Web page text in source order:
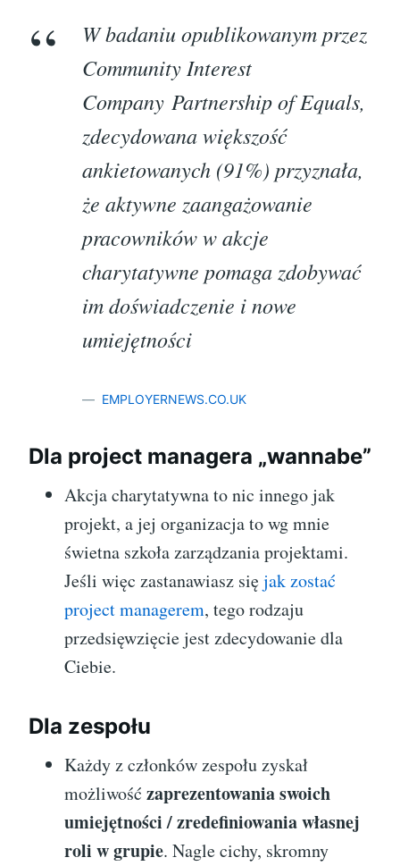
W badaniu opublikowanym przez
Community Interest
Company Partnership of Equals,
zdecydowana większość
ankietowanych (91%) przyznała,
że aktywne zaangażowanie
pracowników w akcje
charytatywne pomaga zdobywać
im doświadczenie i nowe
umiejętności
EMPLOYERNEWS.CO.UK
Dla project managera „wannabe”
Akcja charytatywna to nic innego jak
projekt, a jej organizacja to wg mnie
świetna szkoła zarządzania projektami.
Jeśli więc zastanawiasz się jak zostać
project managerem, tego rodzaju
przedsięwzięcie jest zdecydowanie dla
Ciebie.
Dla zespołu
Każdy z członków zespołu zyskał
możliwość zaprezentowania swoich
umiejętności / zredefiniowania własnej
roli w grupie. Nagle cichy, skromny